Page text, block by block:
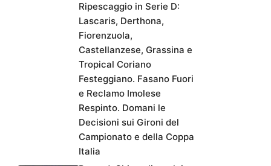
Ripescaggio in Serie D:
Lascaris, Derthona,
Fiorenzuola,
Castellanzese, Grassina e
Tropical Coriano
Festeggiano. Fasano Fuori
e Reclamo Imolese
Respinto. Domani le
Decisioni sui Gironi del
Campionato e della Coppa
Italia